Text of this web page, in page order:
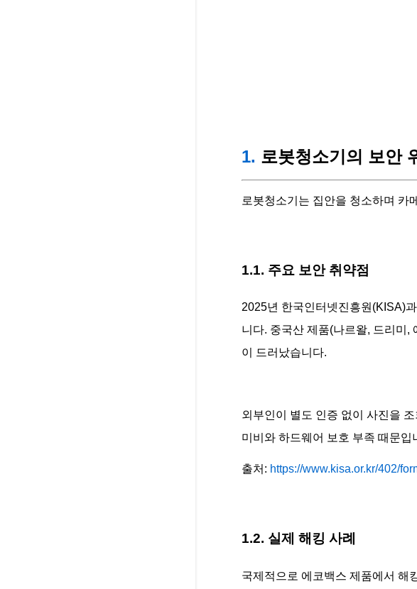
1. 로봇청소기의 보안
로봇청소기는 집안을 청소하며 카
1.1. 주요 보안 취약점
2025년 한국인터넷진흥원(KISA)
니다. 중국산 제품(나르왈, 드리미,
이 드러났습니다.
외부인이 별도 인증 없이 사진을
미비와 하드웨어 보호 부족 때문입
출처: https://www.kisa.or.kr/402/
1.2. 실제 해킹 사례
국제적으로 에코백스 제품에서 해